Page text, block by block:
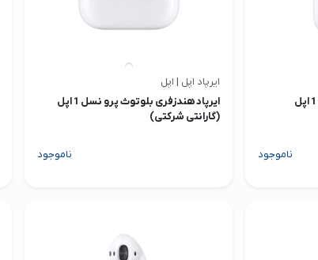
ناموجود
ایرپاد اپل | اپل
ایرپاد هندزفری بلوتوث پرو نسل 1 اپل
(گارانتی شرکتی)
ناموجود